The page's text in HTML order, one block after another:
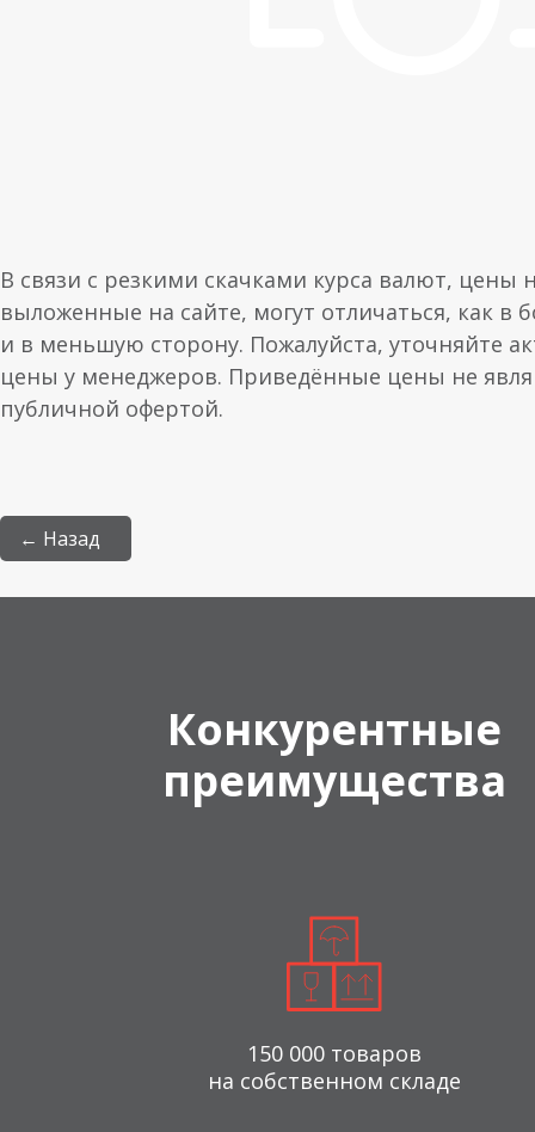
В связи с резкими скачками курса валют, цены
выложенные на сайте, могут отличаться, как в
и в меньшую сторону. Пожалуйста, уточняйте
цены у менеджеров. Приведённые цены не
публичной офертой.
← Назад
Конкурентные
преимущества
150 000 товаров
на собственном складе